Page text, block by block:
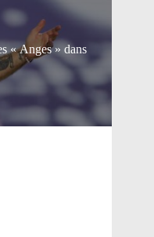
« Anges » dans